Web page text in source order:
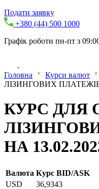
Подати заявку
+380 (44) 500 1000
Графік роботи пн-пт з
Головна Курси валют
ЛІЗИНГОВИХ ПЛАТЕЖІВ
КУРС ДЛЯ
НА
Валюта Курс BID/ASK
USD
36,9343